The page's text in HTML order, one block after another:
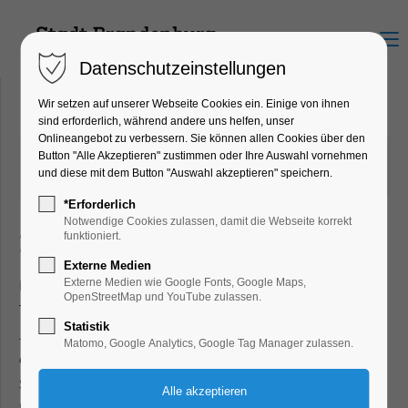
Menu
14.12.2021 12:40
von Dirk Forberger
(Kommentare: 0)
Reisejournal neu aufgelegt
Das Reisejournal 2022, die umfangreichste
Tourismusbroschüre der Havelstadt, ist erschienen. Das
Journal besteht aus zwei Büchern: einem Reiseplaner und
einem Reiseheft. Die Publikationen sollen inspirieren, die
Stadt Brandenburg an der Havel und ihre Region näher
Datenschutzeinstellungen
Wir setzen auf unserer Webseite Cookies ein. Einige von ihnen
sind erforderlich, während andere uns helfen, unser
Onlineangebot zu verbessern. Sie können allen Cookies über den
Button "Alle Akzeptieren" zustimmen oder Ihre Auswahl vornehmen
und diese mit dem Button "Auswahl akzeptieren" speichern.
*Erforderlich
Notwendige Cookies zulassen, damit die Webseite korrekt
funktioniert.
Externe Medien
Externe Medien wie Google Fonts, Google Maps,
OpenStreetMap und YouTube zulassen.
Statistik
Matomo, Google Analytics, Google Tag Manager zulassen.